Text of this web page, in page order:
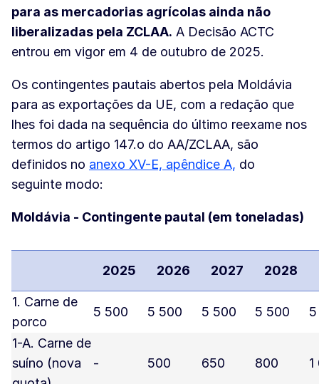
para as mercadorias agrícolas ainda não
liberalizadas pela ZCLAA. A Decisão ACTC
entrou em vigor em 4 de outubro de 2025.
Os contingentes pautais abertos pela Moldávia
para as exportações da UE, com a redação que
lhes foi dada na sequência do último reexame nos
termos do artigo 147.o do AA/ZCLAA, são
definidos no anexo XV-E, apêndice A, do
seguinte modo:
Moldávia - Contingente pautal (em toneladas)
2025 2026 2027 2028
1. Carne de
porco
5 500 5 500 5 500 5 500
1-A. Carne de
suíno (nova
- 500 650 800